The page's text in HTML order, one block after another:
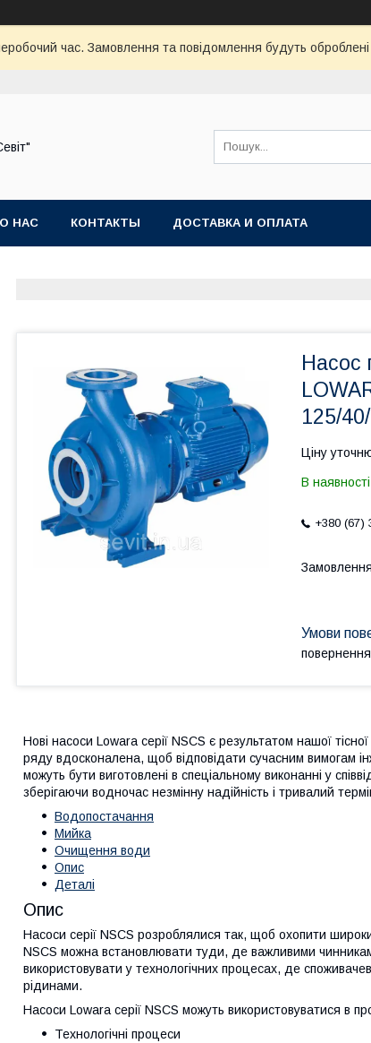
час. Замовлення та повідомлення будуть
О НАС КОНТАКТЫ ДОСТАВКА И ОПЛАТА
Насос
125/
Ціну
В наявності
+380 (67)
Нові насоси Lowara серії NSCS є результатом нашої
ряду вдосконалена, щоб відповідати сучасним вимогам
можуть бути виготовлені в спеціальному виконанні у
зберігаючи водночас незмінну надійність і тривалий
Водопостачання
Мийка
Очищення води
Опис
Деталі
Опис
Насоси серії NSCS розроблялися так, щоб охопити
NSCS можна встановлювати туди, де важливими
використовувати у технологічних процесах, де
рідинами.
Насоси Lowara серії NSCS можуть використовуватися в
Технологічні процеси